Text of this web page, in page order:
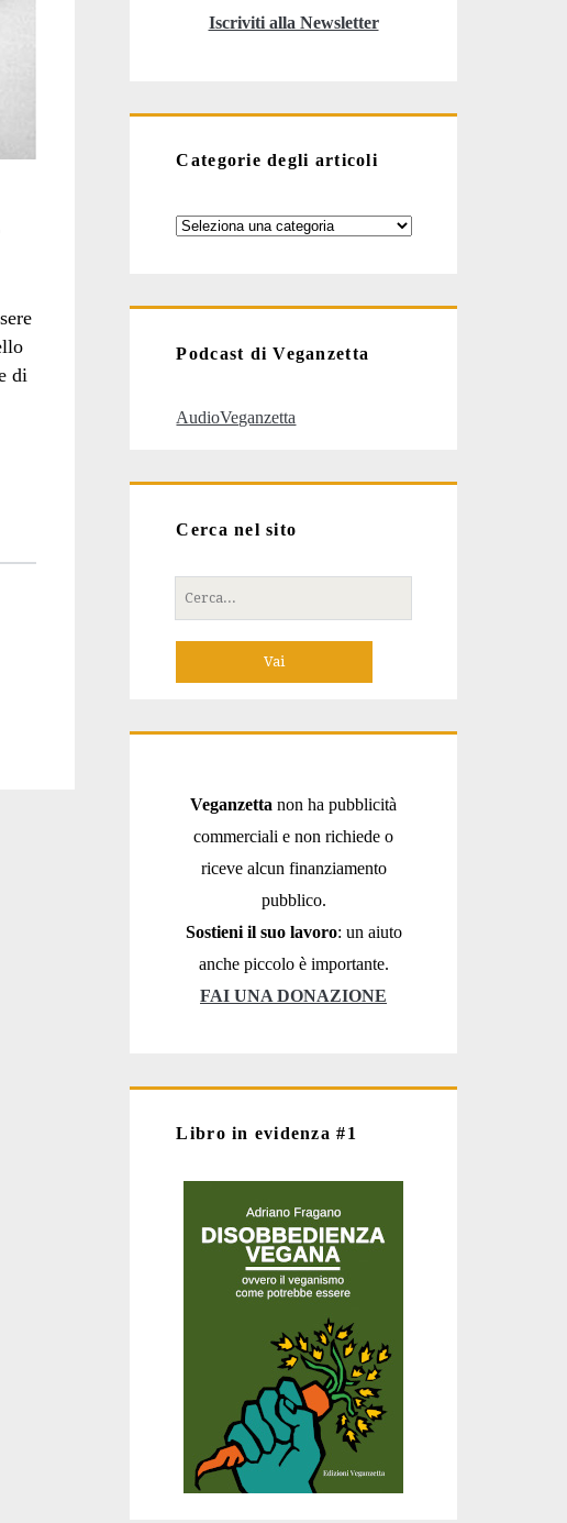
di
Iscriviti alla Newsletter
Categorie degli articoli
Categorie
Podcast di Veganzetta
AudioVeganzetta
Cerca nel sito
Cerca
per:
Veganzetta non ha pubblicità
commerciali e non richiede o
riceve alcun finanziamento
pubblico.
Sostieni il suo lavoro: un aiuto
anche piccolo è importante.
FAI UNA DONAZIONE
Libro in evidenza #1